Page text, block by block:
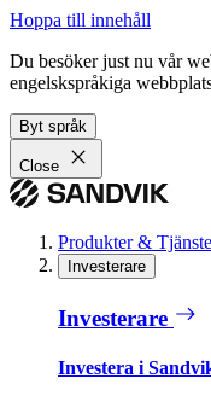
Hoppa till innehåll
Du besöker just nu vår
engelskspråkiga
Byt språk
Close
Produkter &
Investerare
Investerare
Investera i